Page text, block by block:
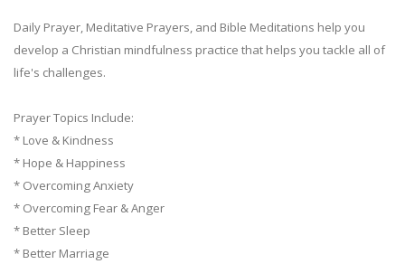
Daily Prayer, Meditative Prayers, and Bible Meditations help you
develop a Christian mindfulness practice that helps you tackle all of
life's challenges.
Prayer Topics Include:
* Love & Kindness
* Hope & Happiness
* Overcoming Anxiety
* Overcoming Fear & Anger
* Better Sleep
* Better Marriage